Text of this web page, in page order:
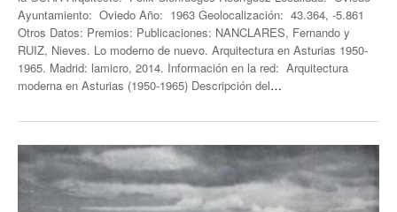
Ayuntamiento: Oviedo Año: 1963 Geolocalización: 43.364, -5.861
Otros Datos: Premios: Publicaciones: NANCLARES, Fernando y
RUIZ, Nieves. Lo moderno de nuevo. Arquitectura en Asturias 1950-
1965. Madrid: lamicro, 2014. Información en la red: Arquitectura
moderna en Asturias (1950-1965) Descripción del…